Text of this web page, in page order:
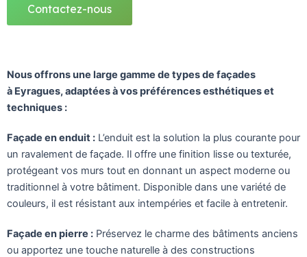
Contactez-nous
Nous offrons une large gamme de types de façades
à Eyragues, adaptées à vos préférences esthétiques et
techniques :
Façade en enduit : L’enduit est la solution la plus courante pour
un ravalement de façade. Il offre une finition lisse ou texturée,
protégeant vos murs tout en donnant un aspect moderne ou
traditionnel à votre bâtiment. Disponible dans une variété de
couleurs, il est résistant aux intempéries et facile à entretenir.
Façade en pierre : Préservez le charme des bâtiments anciens
ou apportez une touche naturelle à des constructions